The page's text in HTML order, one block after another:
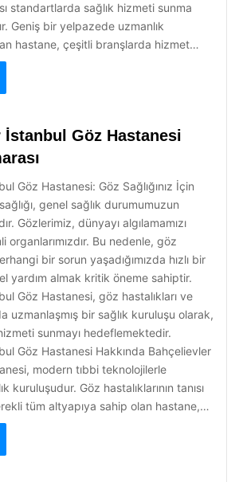
standartlarda sağlık hizmeti sunma
Geniş bir yelpazede uzmanlık
hastane, çeşitli branşlarda hizmet…
Göz Hastanesi
Göz Hastanesi: Göz Sağlığınız İçin
genel sağlık durumumuzun
Gözlerimiz, dünyayı algılamamızı
organlarımızdır. Bu nedenle, göz
bir sorun yaşadığımızda hızlı bir
yardım almak kritik öneme sahiptir.
Göz Hastanesi, göz hastalıkları ve
uzmanlaşmış bir sağlık kuruluşu olarak,
sunmayı hedeflemektedir.
Göz Hastanesi Hakkında Bahçelievler
modern tıbbi teknolojilerle
kuruluşudur. Göz hastalıklarının tanısı
tüm altyapıya sahip olan hastane,…